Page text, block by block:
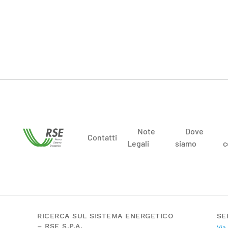
Contatti
Note
Legali
Dove
siamo
RICERCA SUL SISTEMA ENERGETICO
– RSE S.P.A.